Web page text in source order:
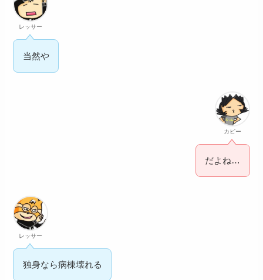
レッサー
当然や
カピー
だよね…
レッサー
独身なら病棟壊れる